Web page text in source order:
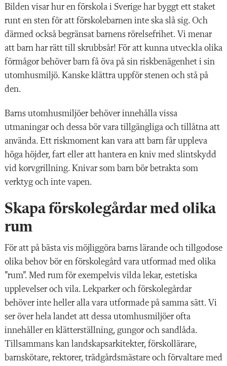
Bilden visar hur en förskola i Sverige har byggt ett staket
runt en sten för att förskolebarnen inte ska slå sig. Och
därmed också begränsat barnens rörelsefrihet. Vi menar
att barn har rätt till skrubbsår! För att kunna utveckla olika
förmågor behöver barn få öva på sin riskbenägenhet i sin
utomhusmiljö. Kanske klättra uppför stenen och stå på
den.
Barns utomhusmiljöer behöver innehålla vissa
utmaningar och dessa bör vara tillgängliga och tillåtna att
använda. Ett riskmoment kan vara att barn får uppleva
höga höjder, fart eller att hantera en kniv med slintskydd
vid korvgrillning. Knivar som barn bör betrakta som
verktyg och inte vapen.
Skapa förskolegårdar med olika
rum
För att på bästa vis möjliggöra barns lärande och tillgodose
olika behov bör en förskolegård vara utformad med olika
”rum”. Med rum för exempelvis vilda lekar, estetiska
upplevelser och vila. Lekparker och förskolegårdar
behöver inte heller alla vara utformade på samma sätt. Vi
ser över hela landet att dessa utomhusmiljöer ofta
innehåller en klätterställning, gungor och sandlåda.
Tillsammans kan landskapsarkitekter, förskollärare,
barnskötare, rektorer, trädgårdsmästare och förvaltare med